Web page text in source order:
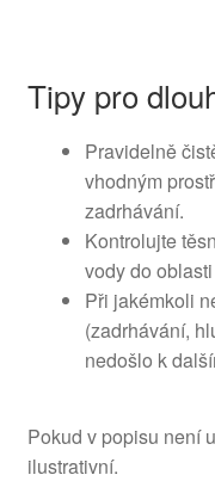
Tipy pro
Pravidelně
vhodným
zadrhávání.
Kontrolujte
vody do
Při jakémkoli
(zadrhávání,
nedošlo k
Pokud v popisu není
ilustrativní.